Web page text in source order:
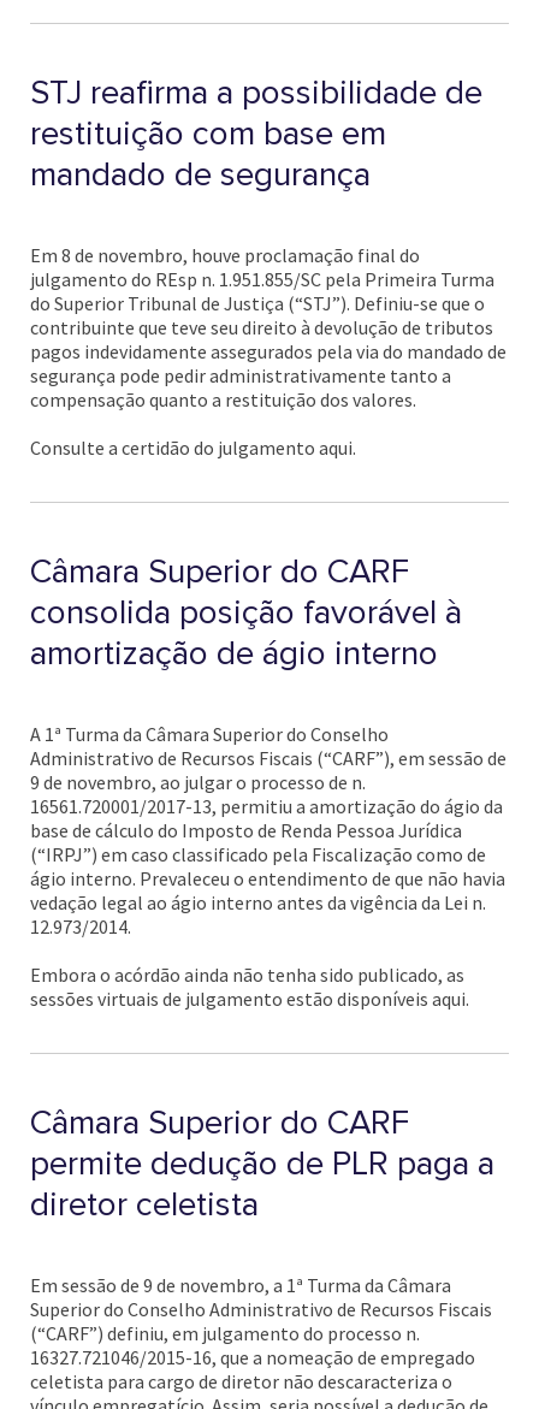
STJ reafirma a possibilidade de
restituição com base em
mandado de segurança
Em 8 de novembro, houve proclamação final do
julgamento do REsp n. 1.951.855/SC pela Primeira Turma
do Superior Tribunal de Justiça (“STJ”). Definiu-se que o
contribuinte que teve seu direito à devolução de tributos
pagos indevidamente assegurados pela via do mandado de
segurança pode pedir administrativamente tanto a
compensação quanto a restituição dos valores.
Consulte a certidão do julgamento aqui.
Câmara Superior do CARF
consolida posição favorável à
amortização de ágio interno
A 1ª Turma da Câmara Superior do Conselho
Administrativo de Recursos Fiscais (“CARF”), em sessão de
9 de novembro, ao julgar o processo de n.
16561.720001/2017-13, permitiu a amortização do ágio da
base de cálculo do Imposto de Renda Pessoa Jurídica
(“IRPJ”) em caso classificado pela Fiscalização como de
ágio interno. Prevaleceu o entendimento de que não havia
vedação legal ao ágio interno antes da vigência da Lei n.
12.973/2014.
Embora o acórdão ainda não tenha sido publicado, as
sessões virtuais de julgamento estão disponíveis aqui.
Câmara Superior do CARF
permite dedução de PLR paga a
diretor celetista
Em sessão de 9 de novembro, a 1ª Turma da Câmara
Superior do Conselho Administrativo de Recursos Fiscais
(“CARF”) definiu, em julgamento do processo n.
16327.721046/2015-16, que a nomeação de empregado
celetista para cargo de diretor não descaracteriza o